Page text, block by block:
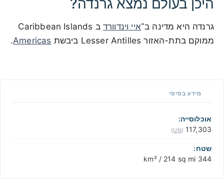
היכן בעולם נמצא גרנדה?
גרנדה היא מדינה ב־איי וינדוורד
ב Caribbean Islands
ממוקם בתת-האזור Lesser Antilles ביבשת
Americas
. 100 km / 62.1 mi
מידע בסיסי
אוכלוסייה:
117,303
(
UN
)
שטח:
344 km² / 214 sq mi